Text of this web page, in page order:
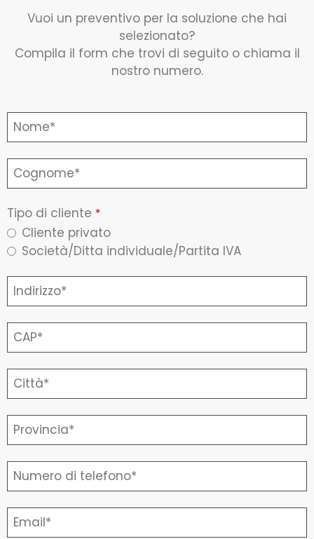
Vuoi un preventivo per la soluzione che hai
selezionato?
Compila il form che trovi di seguito o chiama il
nostro numero.
Tipo di cliente *
Cliente privato
Società/Ditta individuale/Partita IVA